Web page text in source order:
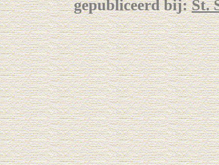
gepubliceerd bij:St.